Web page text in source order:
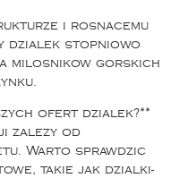
i rosnacemu
dzialek stopniowo
milosnikow gorskich
ofert dzialek?**
zalezy od
Warto sprawdzic
takie jak dzialki-